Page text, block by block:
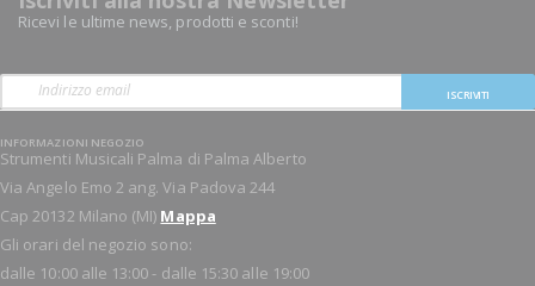
Ricevi le ultime news, prodotti e sconti!
ISCRIVITI
INFORMAZIONI NEGOZIO
Strumenti Musicali Palma di Palma Alberto
Via Angelo Emo 2 ang. Via Padova 244
Cap 20132 Milano (MI) Mappa
Gli orari del negozio sono:
dalle 10:00 alle 13:00 - dalle 15:30 alle 19:00